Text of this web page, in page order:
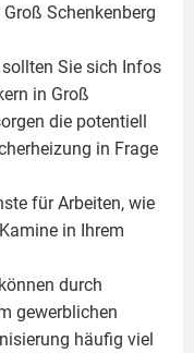
Groß Schenkenberg
Sie sich Infos
in Groß
die potentiell
in Frage
für Arbeiten, wie
in Ihrem
durch
gewerblichen
häufig viel